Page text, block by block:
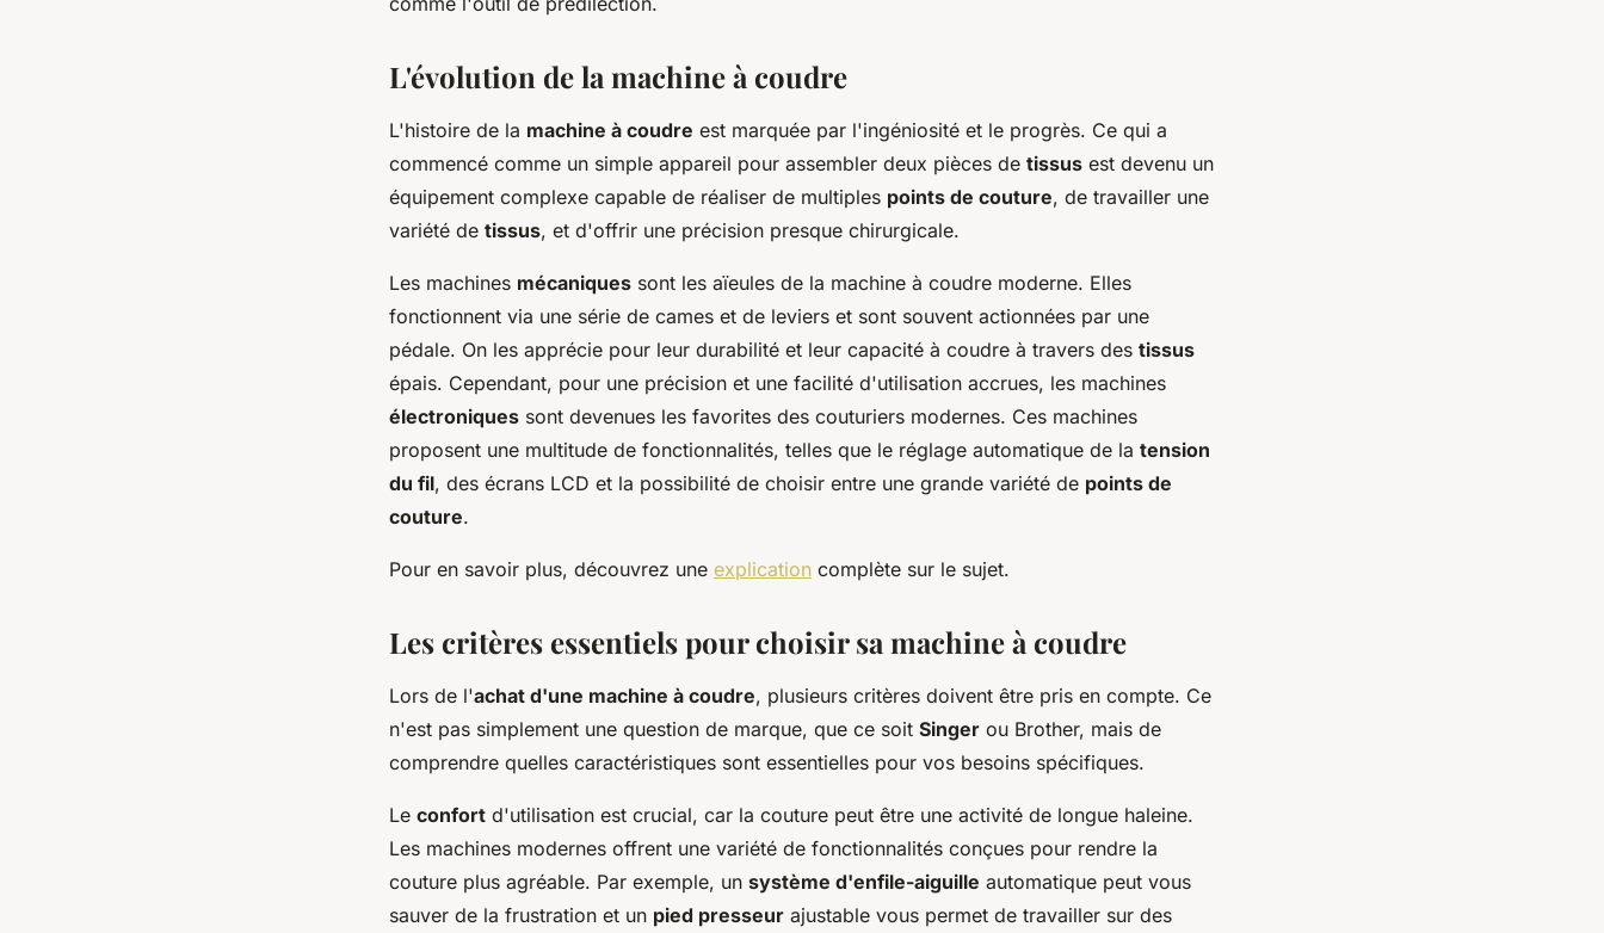
L'évolution de la machine à coudre
L'histoire de la machine à coudre est marquée par l'ingéniosité et le progrès. Ce qui a
commencé comme un simple appareil pour assembler deux pièces de tissus est devenu un
équipement complexe capable de réaliser de multiples points de couture, de travailler une
variété de tissus, et d'offrir une précision presque chirurgicale.
Les machines mécaniques sont les aïeules de la machine à coudre moderne. Elles
fonctionnent via une série de cames et de leviers et sont souvent actionnées par une
pédale. On les apprécie pour leur durabilité et leur capacité à coudre à travers des tissus
épais. Cependant, pour une précision et une facilité d'utilisation accrues, les machines
électroniques sont devenues les favorites des couturiers modernes. Ces machines
proposent une multitude de fonctionnalités, telles que le réglage automatique de la tension
du fil, des écrans LCD et la possibilité de choisir entre une grande variété de points de
couture.
Pour en savoir plus, découvrez une explication complète sur le sujet.
Les critères essentiels pour choisir sa machine à coudre
Lors de l'achat d'une machine à coudre, plusieurs critères doivent être pris en compte. Ce
n'est pas simplement une question de marque, que ce soit Singer ou Brother, mais de
comprendre quelles caractéristiques sont essentielles pour vos besoins spécifiques.
Le confort d'utilisation est crucial, car la couture peut être une activité de longue haleine.
Les machines modernes offrent une variété de fonctionnalités conçues pour rendre la
couture plus agréable. Par exemple, un système d'enfile-aiguille automatique peut vous
sauver de la frustration et un pied presseur ajustable vous permet de travailler sur des